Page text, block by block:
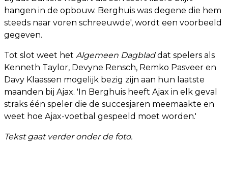
hangen in de opbouw. Berghuis was degene die hem
steeds naar voren schreeuwde', wordt een voorbeeld
gegeven.
Tot slot weet het Algemeen Dagbladdat spelers als
Kenneth Taylor, Devyne Rensch, Remko Pasveer en
Davy Klaassen mogelijk bezig zijn aan hun laatste
maanden bij Ajax. 'In Berghuis heeft Ajax in elk geval
straks één speler die de succesjaren meemaakte en
weet hoe Ajax-voetbal gespeeld moet worden.'
Tekst gaat verder onder de foto.